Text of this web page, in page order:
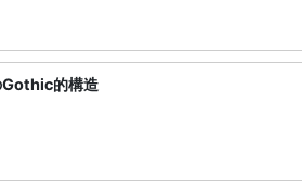
Gothic的構造